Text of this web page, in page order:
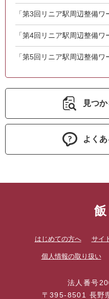
「第3回リニア駅周辺整備
「第4回リニア駅周辺整備
「第5回リニア駅周辺整備
見つ
よく
はじめての方へ サイ
個人情報の取り扱い
法人番号
〒395-8501 長野